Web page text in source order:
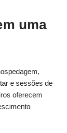
uma
e sessões de
oferecem